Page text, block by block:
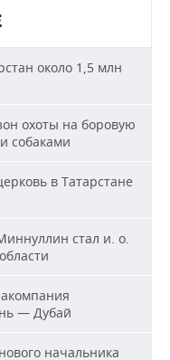
около 1,5 млн
охоты на боровую
собаками
в Татарстане
стал и. о.
— Дубай
начальника